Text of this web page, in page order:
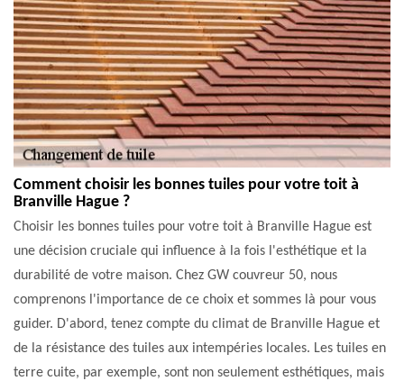
Comment choisir les bonnes tuiles pour votre toit à
Branville Hague ?
Choisir les bonnes tuiles pour votre toit à Branville Hague est
une décision cruciale qui influence à la fois l'esthétique et la
durabilité de votre maison. Chez GW couvreur 50, nous
comprenons l'importance de ce choix et sommes là pour vous
guider. D'abord, tenez compte du climat de Branville Hague et
de la résistance des tuiles aux intempéries locales. Les tuiles en
terre cuite, par exemple, sont non seulement esthétiques, mais